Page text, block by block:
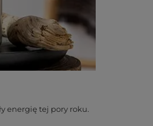
energię tej pory roku.